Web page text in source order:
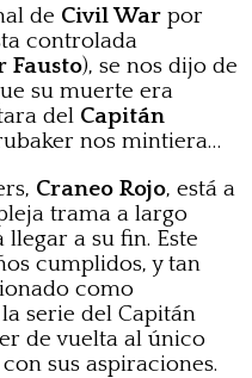
de Civil War por
controlada
Fausto), se nos dijo de
su muerte era
del Capitán
nos mintiera…
Craneo Rojo, está a
trama a largo
a su fin. Este
cumplidos, y tan
como
serie del Capitán
de vuelta al único
sus aspiraciones.